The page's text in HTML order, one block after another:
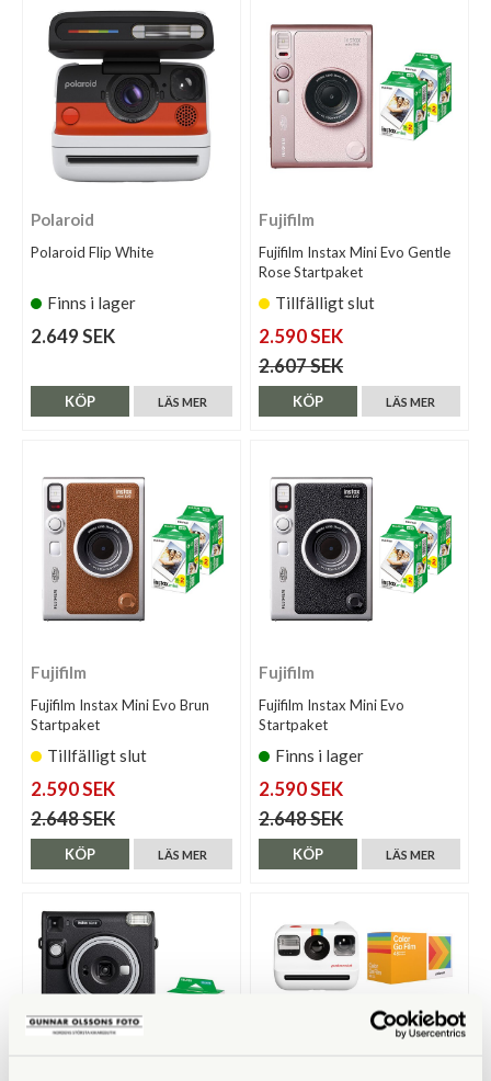
Polaroid
Polaroid Flip White
Finns i lager
2.649 SEK
LÄS MER
KÖP
Fujifilm
Fujifilm Instax Mini Evo Gentle
Rose Startpaket
Tillfälligt slut
2.590 SEK
2.607 SEK
LÄS MER
KÖP
Fujifilm
Fujifilm Instax Mini Evo Brun
Startpaket
Tillfälligt slut
2.590 SEK
2.648 SEK
LÄS MER
KÖP
Fujifilm
Fujifilm Instax Mini Evo
Startpaket
Finns i lager
2.590 SEK
2.648 SEK
LÄS MER
KÖP